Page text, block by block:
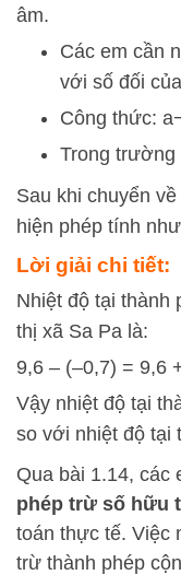
âm.
Các em cần
với số đối
Công thức: a
Trong trường
Sau khi chuyển
hiện phép tính
Lời giải chi tiết:
Nhiệt độ tại thành
thị xã Sa Pa là:
9,6 – (–0,7) = 9,6
Vậy nhiệt độ tại
so với nhiệt độ tại
Qua bài 1.14, các
phép trừ số hữu
toán thực tế. Việc
trừ thành phép